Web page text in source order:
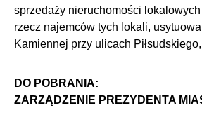
sprzedaży nieruchomości
rzecz najemców tych lokali,
Kamiennej przy ulicach
DO POBRANIA:
ZARZĄDZENIE PREZYDENTA